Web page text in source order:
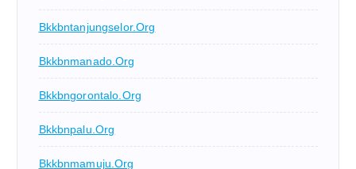
Bkkbntanjungselor.org
Bkkbnmanado.org
Bkkbngorontalo.org
Bkkbnpalu.org
Bkkbnmamuju.org